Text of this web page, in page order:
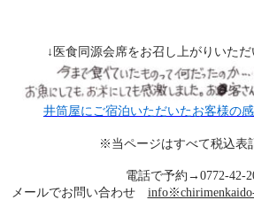
↓医食同源会席をお召し上がりいた
井筒屋にご宿泊いただいたお客様の感
※当ページはすべて税込表
電話で予約→0772-42-
メールでお問い合わせ